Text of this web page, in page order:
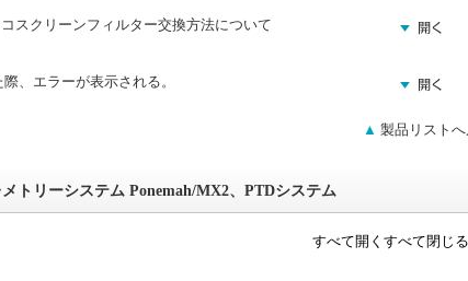
スクリーンフィルター交換方法について
、エラーが表示される。
▲ 製品リスト
トリーシステム Ponemah/MX2、PTDシステム
すべて開く すべて閉じる